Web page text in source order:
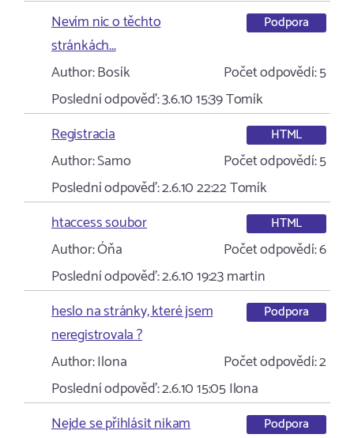
Nevím nic o těchto
stránkách...
Podpora
Author:Bosík Počet odpovědí:5
Poslední odpověď:3.6.10 15:39Tomík
Registracia
HTML
Author:Samo Počet odpovědí:5
Poslední odpověď:2.6.10 22:22Tomík
htaccess soubor
HTML
Author:Óňa Počet odpovědí:6
Poslední odpověď:2.6.10 19:23martin
heslo na stránky, které jsem
neregistrovala ?
Podpora
Author:Ilona Počet odpovědí:2
Poslední odpověď:2.6.10 15:05Ilona
Nejde se přihlásit nikam
Podpora